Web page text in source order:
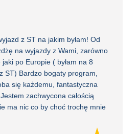
z ST na jakim byłam! Od
na wyjazdy z Wami, zarówno
po Europie ( byłam na 8
ST) Bardzo bogaty program,
się każdemu, fantastyczna
zachwycona całością
ma nic co by choć trochę mnie